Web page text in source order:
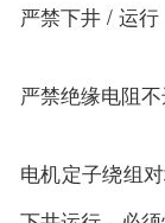
严禁下井 / 运行
严禁绝缘电阻
电机定子绕组